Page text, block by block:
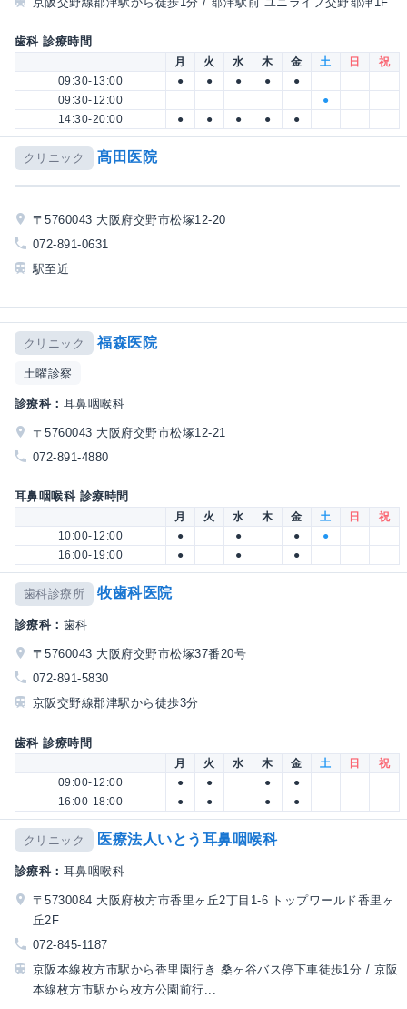
歯科 診療時間
月 火 水 木 金 土 日
祝
09:30-13:00
● ● ● ●
●
09:30-12:00
●
14:30-20:00
● ● ● ● ●
クリニック 髙田医院
〒5760043 大阪府交野市松塚12-20
072-891-0631
駅至近
クリニック 福森医院
土曜診察
診療科： 耳鼻咽喉科
〒5760043 大阪府交野市松塚12-21
072-891-4880
耳鼻咽喉科 診療時間
月 火 水 木 金 土 日
祝
10:00-12:00
● ● ●
●
16:00-19:00
● ● ●
歯科診療所 牧歯科医院
診療科： 歯科
〒5760043 大阪府交野市松塚37番20号
072-891-5830
京阪交野線郡津駅から徒歩3分
歯科 診療時間
月 火 水 木 金 土 日
祝
09:00-12:00
● ● ●
●
16:00-18:00
● ● ● ●
クリニック 医療法人いとう耳鼻咽喉科
診療科： 耳鼻咽喉科
〒5730084 大阪府枚方市香里ヶ丘2丁目1-6 トップワールド香里ヶ
丘2F
072-845-1187
京阪本線枚方市駅から香里園行き 桑ヶ谷バス停下車徒歩1分 / 京阪
本線枚方市駅から枚方公園前行...